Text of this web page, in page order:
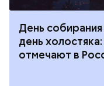
День
день
отмечают в